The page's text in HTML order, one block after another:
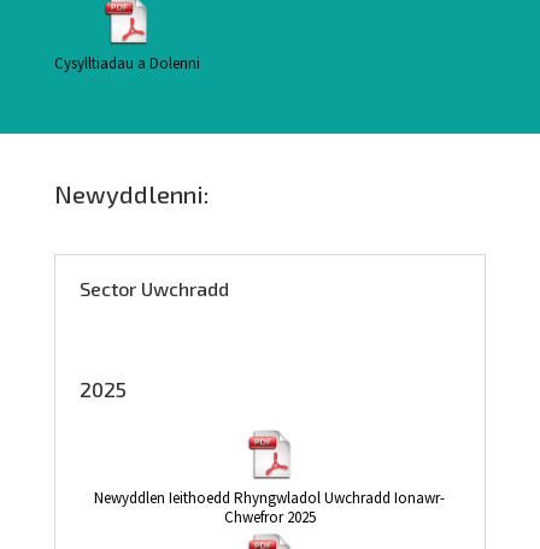
Cysylltiadau a Dolenni
Newyddlenni:
Sector Uwchradd
2025
Newyddlen Ieithoedd Rhyngwladol Uwchradd Ionawr-
Chwefror 2025